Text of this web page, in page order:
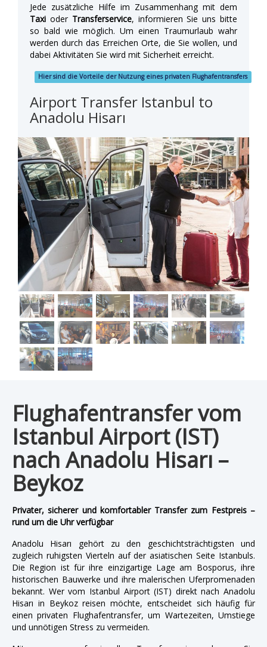
Jede zusätzliche Hilfe im Zusammenhang mit dem
Taxi oder Transferservice, informieren Sie uns bitte
so bald wie möglich. Um einen Traumurlaub wahr
werden durch das Erreichen Orte, die Sie wollen, und
dabei Aktivitäten Sie wird mit Sicherheit erreicht.
Hier sind die Vorteile der Nutzung eines privaten Flughafentransfers
Airport Transfer Istanbul to
Anadolu Hisarı
Flughafentransfer vom
Istanbul Airport (IST)
nach Anadolu Hisarı –
Beykoz
Privater, sicherer und komfortabler Transfer zum Festpreis –
rund um die Uhr verfügbar
Anadolu Hisarı gehört zu den geschichtsträchtigsten und
zugleich ruhigsten Vierteln auf der asiatischen Seite Istanbuls.
Die Region ist für ihre einzigartige Lage am Bosporus, ihre
historischen Bauwerke und ihre malerischen Uferpromenaden
bekannt. Wer vom Istanbul Airport (IST) direkt nach Anadolu
Hisarı in Beykoz reisen möchte, entscheidet sich häufig für
einen privaten Flughafentransfer, um Wartezeiten, Umstiege
und unnötigen Stress zu vermeiden.